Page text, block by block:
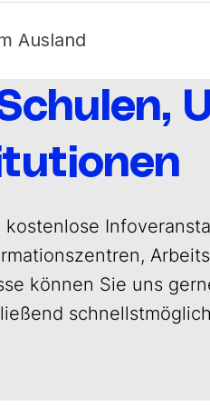
957 30-400
228 957 30-350
Ausland
957 30-300
können Sie uns